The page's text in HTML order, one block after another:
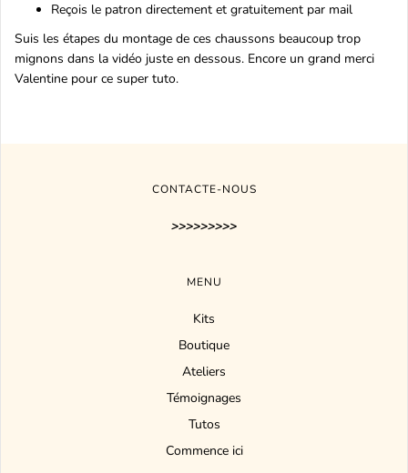
Reçois le patron directement et gratuitement par mail
Suis les étapes du montage de ces chaussons beaucoup trop
mignons dans la vidéo juste en dessous. Encore un grand merci
Valentine pour ce super tuto.
CONTACTE-NOUS
>>>>>>>>>
MENU
Kits
Boutique
Ateliers
Témoignages
Tutos
Commence ici